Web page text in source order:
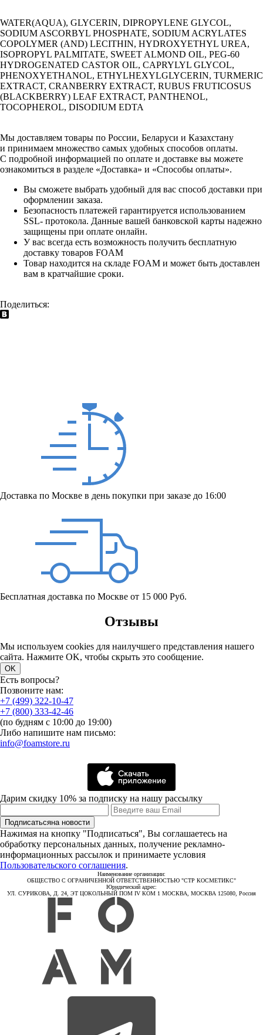
WATER(AQUA), GLYCERIN, DIPROPYLENE GLYCOL,
SODIUM ASCORBYL PHOSPHATE, SODIUM ACRYLATES
COPOLYMER (AND) LECITHIN, HYDROXYETHYL UREA,
ISOPROPYL PALMITATE, SWEET ALMOND OIL, PEG-60
HYDROGENATED CASTOR OIL, CAPRYLYL GLYCOL,
PHENOXYETHANOL, ETHYLHEXYLGLYCERIN, TURMERIC
EXTRACT, CRANBERRY EXTRACT, RUBUS FRUTICOSUS
(BLACKBERRY) LEAF EXTRACT, PANTHENOL,
TOCOPHEROL, DISODIUM EDTA
Мы доставляем товары по России, Беларуси и Казахстану
и принимаем множество самых удобных способов оплаты.
С подробной информацией по оплате и доставке вы можете
ознакомиться в разделе «Доставка» и «Способы оплаты».
Вы сможете выбрать удобный для вас способ доставки при
оформлении заказа.
Безопасность платежей гарантируется использованием
SSL- протокола. Данные вашей банковской карты надежно
защищены при оплате онлайн.
У вас всегда есть возможность получить бесплатную
доставку товаров FOAM
Товар находится на складе FOAM и может быть доставлен
вам в кратчайшие сроки.
Поделиться:
Доставка по Москве в день покупки при заказе до 16:00
Бесплатная доставка по Москве от 15 000 Руб.
Отзывы
Мы используем cookies для наилучшего представления нашего
сайта. Нажмите OK, чтобы скрыть это сообщение.
OK
Есть вопросы?
Позвоните нам:
+7 (499) 322-10-47
+7 (800) 333-42-46
(по будням с 10:00 до 19:00)
Либо напишите нам письмо:
info@foamstore.ru
Дарим скидку 10% за подписку на нашу рассылку
Подписатьсяна новости
Нажимая на кнопку "Подписаться", Вы соглашаетесь на
обработку персональных данных, получение рекламно-
информационных рассылок и принимаете условия
Пользовательского соглашения.
Наименование организации:
ОБЩЕСТВО С ОГРАНИЧЕННОЙ ОТВЕТСТВЕННОСТЬЮ "СТР КОСМЕТИКС"
Юридический адрес:
УЛ. СУРИКОВА, Д. 24, ЭТ ЦОКОЛЬНЫЙ ПОМ IV КОМ 1 МОСКВА, МОСКВА 125080, Россия